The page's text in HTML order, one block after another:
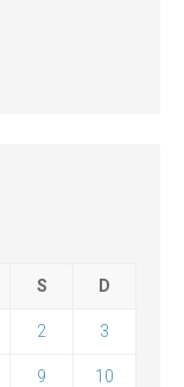
S D
2 3
9 10